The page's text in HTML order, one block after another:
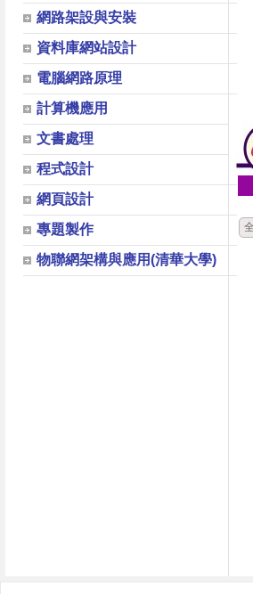
網路架設與安裝
資料庫網站設計
電腦網路原理
計算機應用
文書處理
程式設計
網頁設計
專題製作
物聯網架構與應用(清華大學)